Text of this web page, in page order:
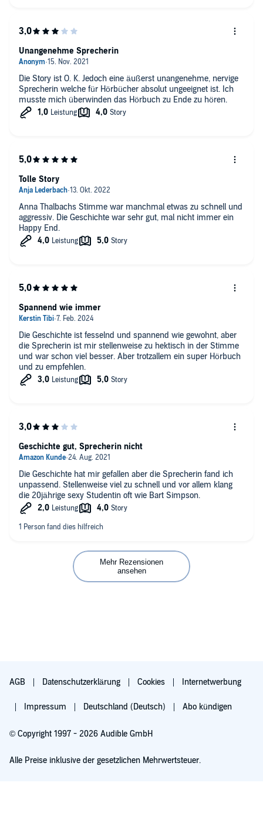
Die Story ist O. K. Jedoch eine äußerst unangenehme, nervige
Sprecherin welche für Hörbücher absolut ungeeignet ist. Ich
musste mich überwinden das Hörbuch zu Ende zu hören.
Unangenehme Sprecherin
Anna Thalbachs Stimme war manchmal etwas zu schnell und
aggressiv. Die Geschichte war sehr gut, mal nicht immer ein
Happy End.
Tolle Story
Die Geschichte ist fesselnd und spannend wie gewohnt, aber
die Sprecherin ist mir stellenweise zu hektisch in der Stimme
und war schon viel besser. Aber trotzallem ein super Hörbuch
und zu empfehlen.
Spannend wie immer
Die Geschichte hat mir gefallen aber die Sprecherin fand ich
unpassend. Stellenweise viel zu schnell und vor allem klang
die 20jährige sexy Studentin oft wie Bart Simpson.
Geschichte gut, Sprecherin nicht
Mehr Rezensionen
ansehen
AGB Datenschutzerklärung Cookies Internetwerbung
Impressum Deutschland (Deutsch) Abo kündigen
© Copyright 1997 - 2026 Audible GmbH
Alle Preise inklusive der gesetzlichen Mehrwertsteuer.